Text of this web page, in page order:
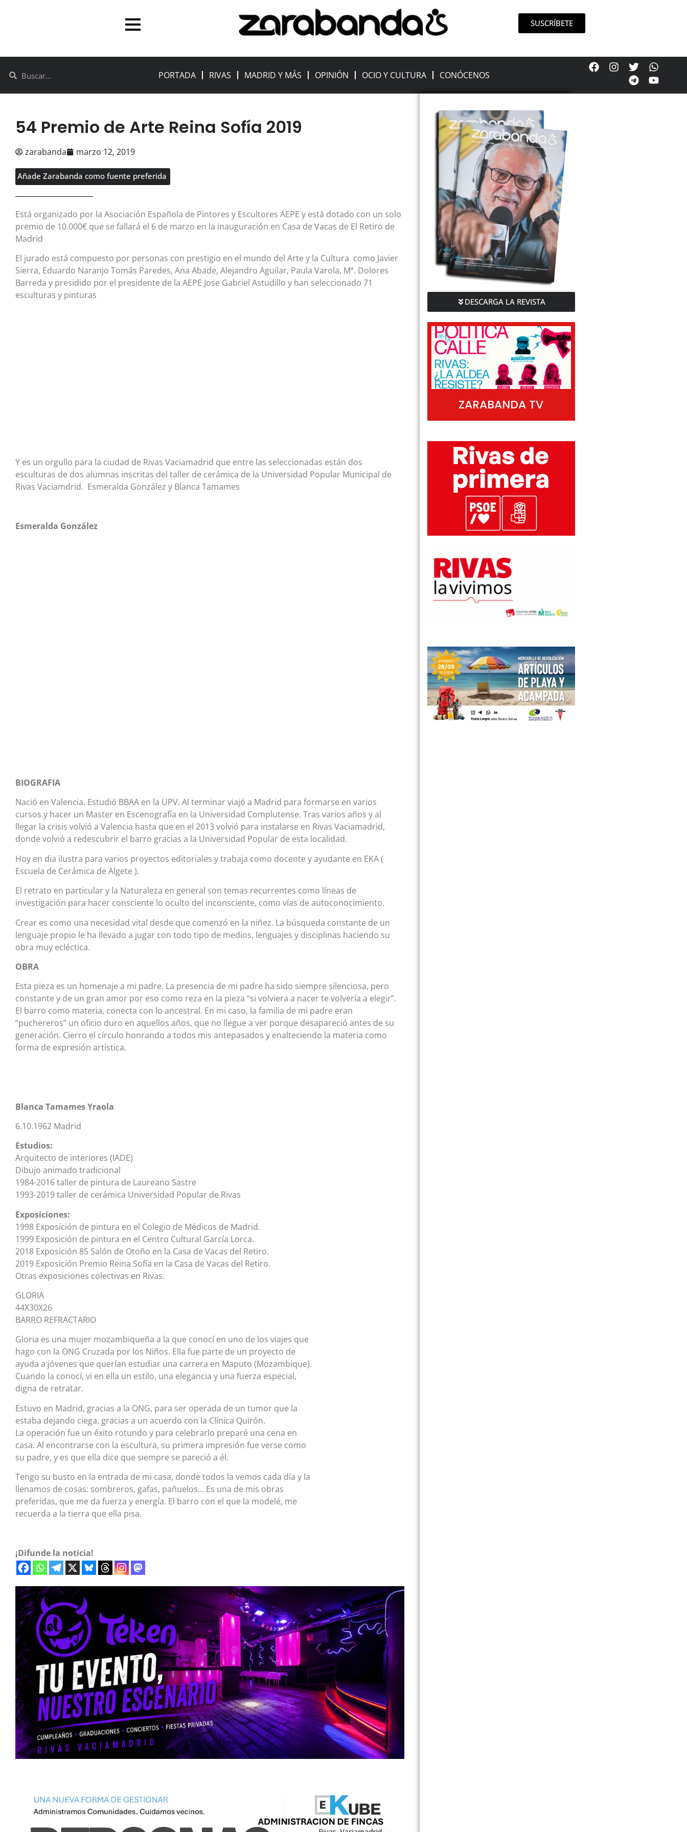
SUSCRÍBETE
PORTADA RIVAS MADRID Y MÁS OPINIÓN OCIO Y CULTURA CONÓCENOS
54 Premio de Arte Reina Sofía 2019
zarabanda marzo 12, 2019
Añade Zarabanda como fuente preferida
Está organizado por la Asociación Española de Pintores y Escultores AEPE y está dotado con un solo
premio de 10.000€ que se fallará el 6 de marzo en la inauguración en Casa de Vacas de El Retiro de
Madrid
El jurado está compuesto por personas con prestigio en el mundo del Arte y la Cultura como Javier
Sierra, Eduardo Naranjo Tomás Paredes, Ana Abade, Alejandro Aguilar, Paula Varola, Mª. Dolores
Barreda y presidido por el presidente de la AEPE Jose Gabriel Astudillo y han seleccionado 71
esculturas y pinturas
Y es un orgullo para la ciudad de Rivas Vaciamadrid que entre las seleccionadas están dos
esculturas de dos alumnas inscritas del taller de cerámica de la Universidad Popular Municipal de
Rivas Vaciamdrid. Esmeralda González y Blanca Tamames
Esmeralda González
BIOGRAFIA
Nació en Valencia. Estudió BBAA en la UPV. Al terminar viajó a Madrid para formarse en varios
cursos y hacer un Master en Escenografía en la Universidad Complutense. Tras varios años y al
llegar la crisis volvió a Valencia hasta que en el 2013 volvió para instalarse en Rivas Vaciamadrid,
donde volvió a redescubrir el barro gracias a la Universidad Popular de esta localidad.
Hoy en dia ilustra para varios proyectos editoriales y trabaja como docente y ayudante en EKA (
Escuela de Cerámica de Algete ).
El retrato en particular y la Naturaleza en general son temas recurrentes como líneas de
investigación para hacer consciente lo oculto del inconsciente, como vías de autoconocimiento.
Crear es como una necesidad vital desde que comenzó en la niñez. La búsqueda constante de un
lenguaje propio le ha llevado a jugar con todo tipo de medios, lenguajes y disciplinas haciendo su
obra muy ecléctica.
OBRA
Esta pieza es un homenaje a mi padre. La presencia de mi padre ha sido siempre silenciosa, pero
constante y de un gran amor por eso como reza en la pieza “si volviera a nacer te volvería a elegir”.
El barro como materia, conecta con lo ancestral. En mi caso, la familia de mi padre eran
“puchereros” un oficio duro en aquellos años, que no llegue a ver porque desapareció antes de su
generación. Cierro el círculo honrando a todos mis antepasados y enalteciendo la materia como
forma de expresión artística.
Blanca Tamames Yraola
6.10.1962 Madrid
Estudios:
Arquitecto de interiores (IADE)
Dibujo animado tradicional
1984-2016 taller de pintura de Laureano Sastre
1993-2019 taller de cerámica Universidad Popular de Rivas
Exposiciones:
1998 Exposición de pintura en el Colegio de Médicos de Madrid.
1999 Exposición de pintura en el Centro Cultural García Lorca.
2018 Exposición 85 Salón de Otoño en la Casa de Vacas del Retiro.
2019 Exposición Premio Reina Sofía en la Casa de Vacas del Retiro.
Otras exposiciones colectivas en Rivas.
GLORIA
44X30X26
BARRO REFRACTARIO
Gloria es una mujer mozambiqueña a la que conocí en uno de los viajes que
hago con la ONG Cruzada por los Niños. Ella fue parte de un proyecto de
ayuda a jóvenes que querían estudiar una carrera en Maputo (Mozambique).
Cuando la conocí, vi en ella un estilo, una elegancia y una fuerza especial,
digna de retratar.
Estuvo en Madrid, gracias a la ONG, para ser operada de un tumor que la
estaba dejando ciega, gracias a un acuerdo con la Clínica Quirón.
La operación fue un éxito rotundo y para celebrarlo preparé una cena en
casa. Al encontrarse con la escultura, su primera impresión fue verse como
su padre, y es que ella dice que siempre se pareció a él.
Tengo su busto en la entrada de mi casa, donde todos la vemos cada día y la
llenamos de cosas: sombreros, gafas, pañuelos… Es una de mis obras
preferidas, que me da fuerza y energía. El barro con el que la modelé, me
recuerda a la tierra que ella pisa.
¡Difunde la noticia!
DESCARGA LA REVISTA
ZARABANDA TV